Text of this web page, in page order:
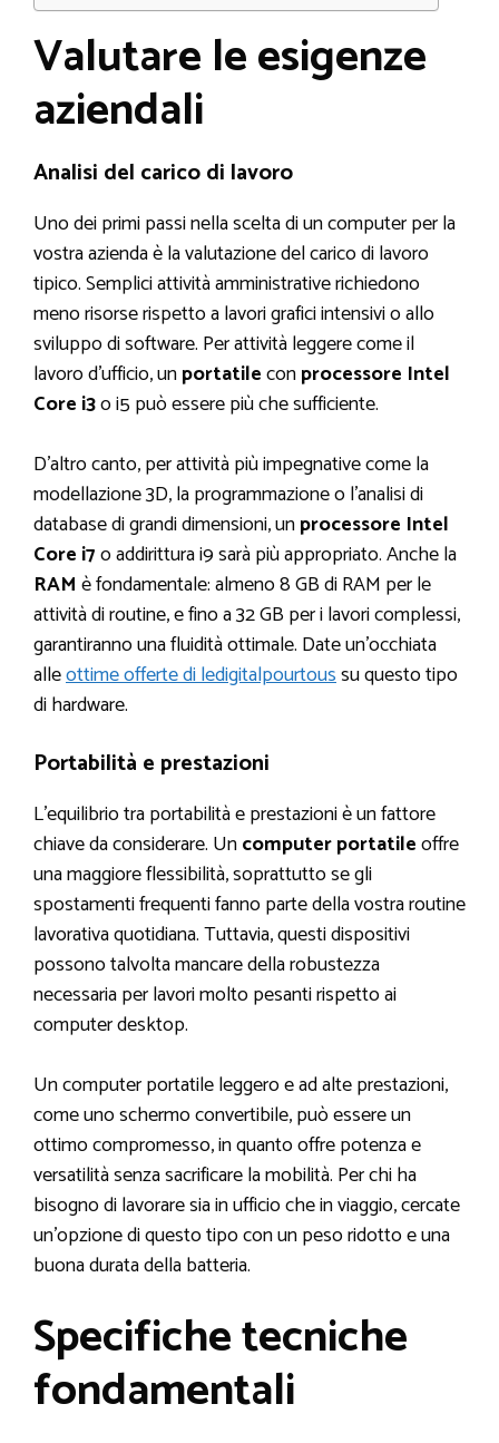
Valutare le esigenze
aziendali
Analisi del carico di lavoro
Uno dei primi passi nella scelta di un computer per la
vostra azienda è la valutazione del carico di lavoro
tipico. Semplici attività amministrative richiedono
meno risorse rispetto a lavori grafici intensivi o allo
sviluppo di software. Per attività leggere come il
lavoro d’ufficio, unportatileconprocessore Intel
Core i3o i5 può essere più che sufficiente.
D’altro canto, per attività più impegnative come la
modellazione 3D, la programmazione o l’analisi di
database di grandi dimensioni, unprocessore Intel
Core i7o addirittura i9 sarà più appropriato. Anche la
RAM è fondamentale: almeno 8 GB di RAM per le
attività di routine, e fino a 32 GB per i lavori complessi,
garantiranno una fluidità ottimale. Date un’occhiata
alleottime offerte di ledigitalpourtoussu questo tipo
di hardware.
Portabilità e prestazioni
L’equilibrio tra portabilità e prestazioni è un fattore
chiave da considerare. Uncomputer portatileoffre
una maggiore flessibilità, soprattutto se gli
spostamenti frequenti fanno parte della vostra routine
lavorativa quotidiana. Tuttavia, questi dispositivi
possono talvolta mancare della robustezza
necessaria per lavori molto pesanti rispetto ai
computer desktop.
Un computer portatile leggero e ad alte prestazioni,
come uno schermo convertibile, può essere un
ottimo compromesso, in quanto offre potenza e
versatilità senza sacrificare la mobilità. Per chi ha
bisogno di lavorare sia in ufficio che in viaggio, cercate
un’opzione di questo tipo con un peso ridotto e una
buona durata della batteria.
Specifiche tecniche
fondamentali